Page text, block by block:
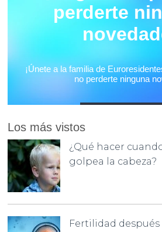
Los más vistos
¿Qué hacer
golpea la cabeza?
Fertilidad